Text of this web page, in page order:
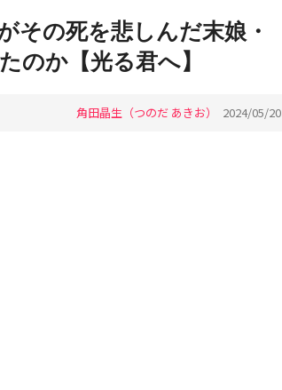
その死を悲しんだ末娘・
のか【光る君へ】
角田晶生（つのだ あきお） 2024/05/20